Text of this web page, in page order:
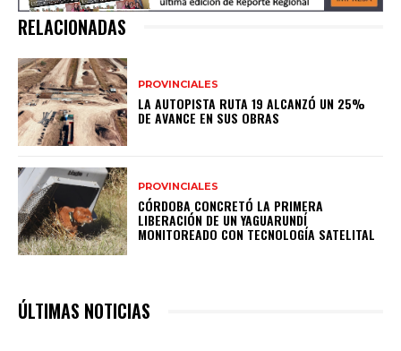
RELACIONADAS
PROVINCIALES
LA AUTOPISTA RUTA 19 ALCANZÓ UN 25%
DE AVANCE EN SUS OBRAS
PROVINCIALES
CÓRDOBA CONCRETÓ LA PRIMERA
LIBERACIÓN DE UN YAGUARUNDÍ
MONITOREADO CON TECNOLOGÍA SATELITAL
ÚLTIMAS NOTICIAS